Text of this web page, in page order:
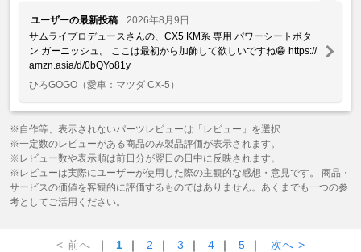
ユーザーの最新投稿
2026年8月9日
サムライプロデュースさんの、CX5 KM系 専用 パワーシートボタ
ン ガーニッシュ。 ここは最初から加飾して欲しいですね😁 https://
amzn.asia/d/0bQYo81y
ひろGOGO （愛車：マツダ CX-5）
※自作等、表示されないパーツレビューは「レビュー」を選択
※一定数のレビューがある商品のみ製品評価が表示されます。
※レビュー数や表示順は前日分が翌日の日中に反映されます。
※レビューは実際にユーザーが使用した際の主観的な感想・意見です。 商品・
サービスの価値を客観的に評価するものではありません。あくまでも一つの参
考としてご活用ください。
< 前へ ｜ 1 ｜ 2 ｜ 3 ｜ 4 ｜ 5 ｜ 次へ >